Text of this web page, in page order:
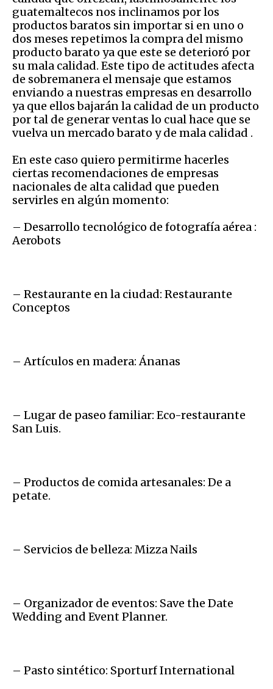
guatemaltecos nos inclinamos por los
productos baratos sin importar si en uno o
dos meses repetimos la compra del mismo
producto barato ya que este se deterioró por
su mala calidad. Este tipo de actitudes afecta
de sobremanera el mensaje que estamos
enviando a nuestras empresas en desarrollo
ya que ellos bajarán la calidad de un producto
por tal de generar ventas lo cual hace que se
vuelva un mercado barato y de mala calidad .
En este caso quiero permitirme hacerles
ciertas recomendaciones de empresas
nacionales de alta calidad que pueden
servirles en algún momento:
– Desarrollo tecnológico de fotografía aérea :
Aerobots
– Restaurante en la ciudad: Restaurante
Conceptos
– Artículos en madera: Ánanas
– Lugar de paseo familiar: Eco-restaurante
San Luis.
– Productos de comida artesanales: De a
petate.
– Servicios de belleza: Mizza Nails
– Organizador de eventos: Save the Date
Wedding and Event Planner.
– Pasto sintético: Sporturf International